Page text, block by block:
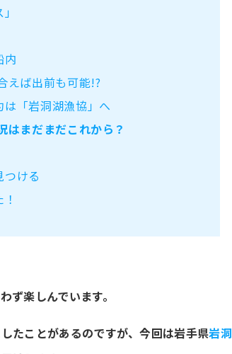
内
えば出前も可能!?
「岩洞湖漁協」へ
まだまだこれから？
ける
ず楽しんでいます。
たことがあるのですが、今回は岩手県岩洞